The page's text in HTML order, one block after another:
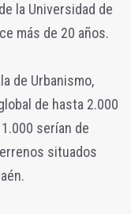
la Universidad de
más de 20 años.
de Urbanismo,
de hasta 2.000
serían de
situados